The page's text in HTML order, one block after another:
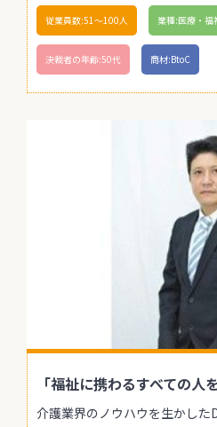
従業員数:51〜100人 業種:医療・福
決裁者の年齢:50代 商材:BtoC
「福祉に携わるすべての人
介護業界のノウハウを生かし